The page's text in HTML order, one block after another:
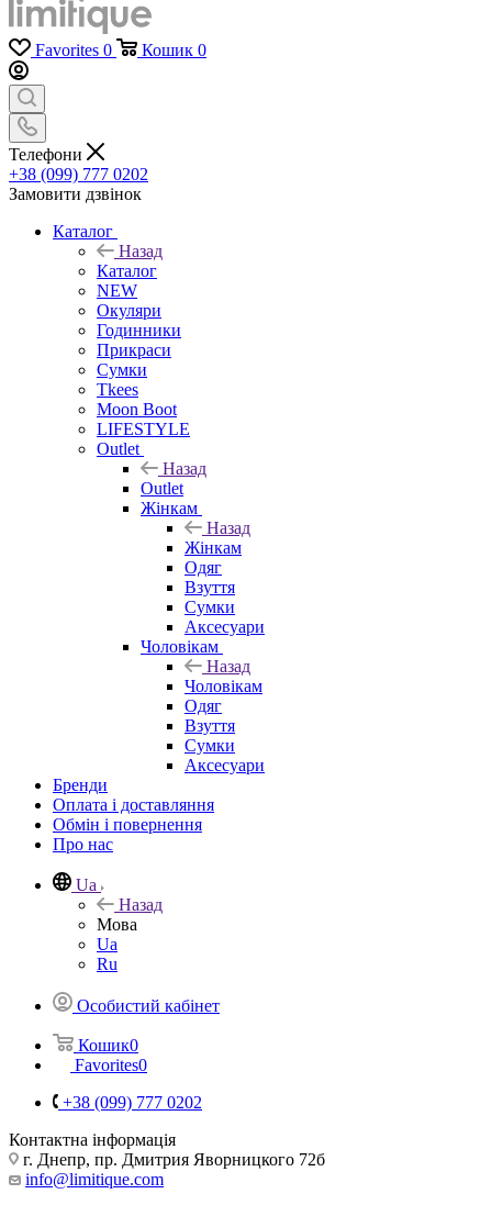
Favorites 0 Кошик 0
Телефони
+38 (099) 777 0202
Замовити дзвінок
Каталог
Назад
Каталог
NEW
Окуляри
Годинники
Прикраси
Сумки
Tkees
Moon Boot
LIFESTYLE
Outlet
Назад
Outlet
Жінкам
Назад
Жінкам
Одяг
Взуття
Сумки
Аксесуари
Чоловікам
Назад
Чоловікам
Одяг
Взуття
Сумки
Аксесуари
Бренди
Оплата і доставляння
Обмін і повернення
Про нас
Ua
Назад
Мова
Ua
Ru
Особистий кабінет
Кошик0
Favorites0
+38 (099) 777 0202
Контактна інформація
г. Днепр, пр. Дмитрия Яворницкого 72б
info@limitique.com